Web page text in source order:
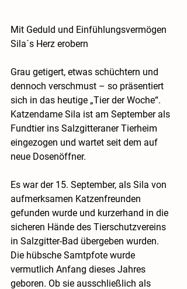
Mit Geduld und Einfühlungsvermögen
Sila´s Herz erobern
Grau getigert, etwas schüchtern und
dennoch verschmust – so präsentiert
sich in das heutige „Tier der Woche“.
Katzendame Sila ist am September als
Fundtier ins Salzgitteraner Tierheim
eingezogen und wartet seit dem auf
neue Dosenöffner.
Es war der 15. September, als Sila von
aufmerksamen Katzenfreunden
gefunden wurde und kurzerhand in die
sicheren Hände des Tierschutzvereins
in Salzgitter-Bad übergeben wurden.
Die hübsche Samtpfote wurde
vermutlich Anfang dieses Jahres
geboren. Ob sie ausschließlich als